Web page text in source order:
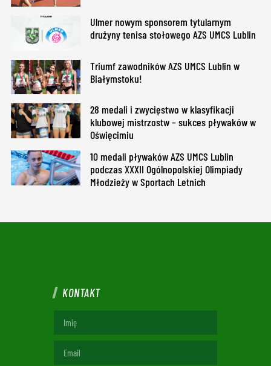
Ulmer nowym sponsorem tytularnym
drużyny tenisa stołowego AZS UMCS Lublin
Triumf zawodników AZS UMCS Lublin w
Białymstoku!
28 medali i zwycięstwo w klasyfikacji
klubowej mistrzostw – sukces pływaków w
Oświęcimiu
10 medali pływaków AZS UMCS Lublin
podczas XXXII Ogólnopolskiej Olimpiady
Młodzieży w Sportach Letnich
KONTAKT